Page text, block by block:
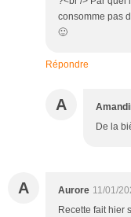
consomme pas
🙂
Répondre
A
De la
A Aurore 11/01/
Recette fait hier